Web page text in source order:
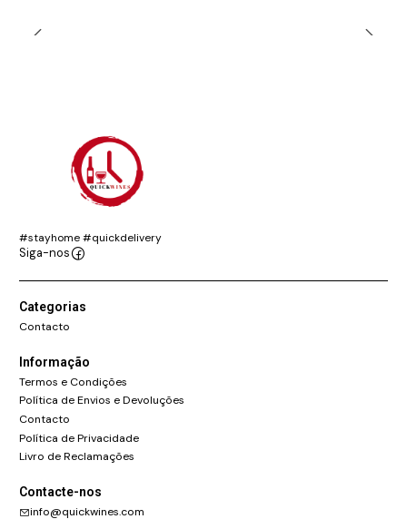
#stayhome #quickdelivery
Siga-nos
Categorias
Contacto
Informação
Termos e Condições
Política de Envios e Devoluções
Contacto
Política de Privacidade
Livro de Reclamações
Contacte-nos
info@quickwines.com